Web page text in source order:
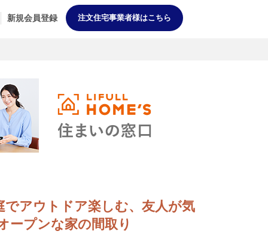
新規会員登録 注文住宅事業者様はこちら
でアウトドア楽しむ、友人が気
ープンな家の間取り